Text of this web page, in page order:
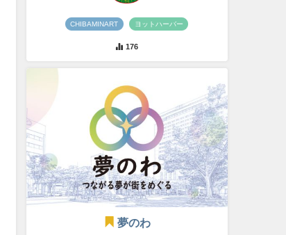
CHIBAMINART ヨットハーバー
176
夢のわ